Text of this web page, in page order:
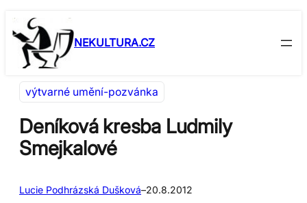
Přeskočit
na
obsah
Skip
to
content
NEKULTURA.CZ
výtvarné umění-pozvánka
Deníková kresba Ludmily
Smejkalové
Lucie Podhrázská Dušková–20.8.2012